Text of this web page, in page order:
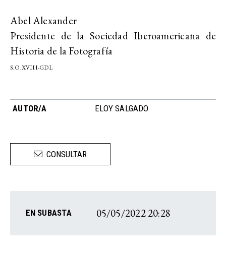
Abel Alexander
Presidente de la Sociedad Iberoamericana de
Historia de la Fotografía
S.O.XVIII-GDL
AUTOR/A ELOY SALGADO
CONSULTAR
EN SUBASTA 05/05/2022 20:28